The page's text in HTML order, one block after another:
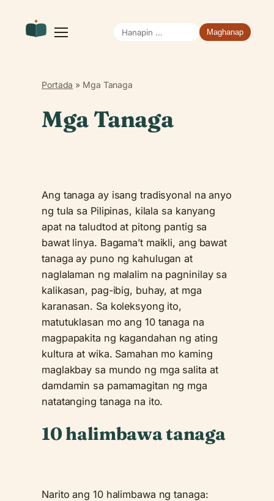
Buksan
ang
Hanapin
Portada » Mga Tanaga
Mga Tanaga
Ang tanaga ay isang tradisyonal na anyo
ng tula sa Pilipinas, kilala sa kanyang
apat na taludtod at pitong pantig sa
bawat linya. Bagama’t maikli, ang bawat
tanaga ay puno ng kahulugan at
naglalaman ng malalim na pagninilay sa
kalikasan, pag-ibig, buhay, at mga
karanasan. Sa koleksyong ito,
matutuklasan mo ang 10 tanaga na
magpapakita ng kagandahan ng ating
kultura at wika. Samahan mo kaming
maglakbay sa mundo ng mga salita at
damdamin sa pamamagitan ng mga
natatanging tanaga na ito.
10 halimbawa tanaga
Narito ang 10 halimbawa ng tanaga: